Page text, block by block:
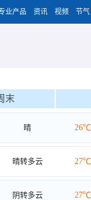
业产品 资讯 视频 节气
末
晴 26℃
晴转多云 27℃
阴转多云 27℃